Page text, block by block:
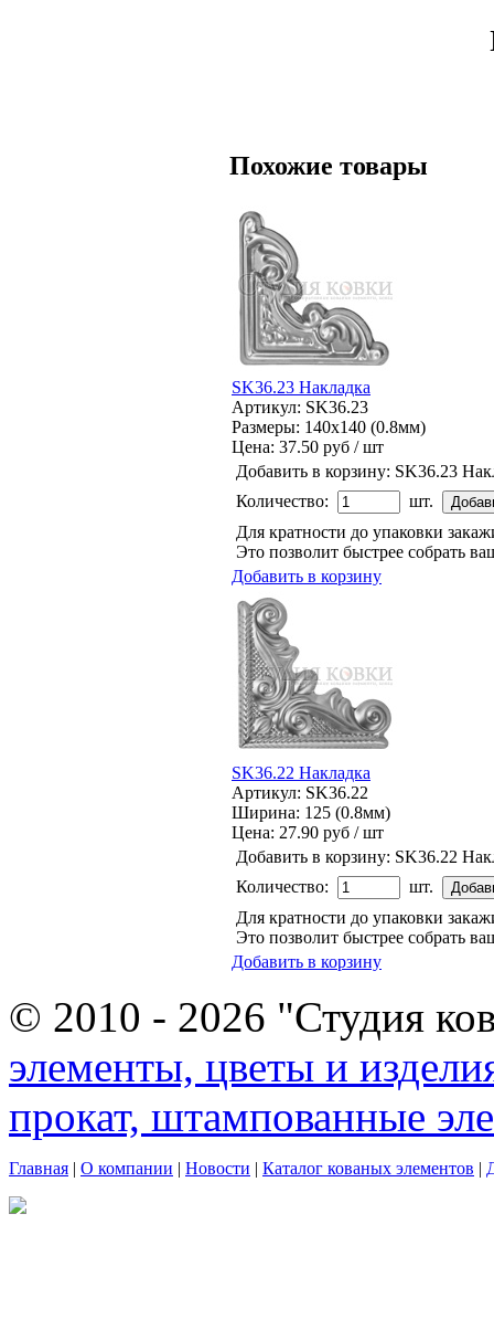
Похожие товары
SK36.23 Накладка
Артикул: SK36.23
Размеры: 140x140 (0.8мм)
Цена: 37.50 руб / шт
Добавить в корзину: SK36.23
Количество:
шт.
Для кратности до упаковки
Это позволит быстрее собрать
Добавить в корзину
SK36.22 Накладка
Артикул: SK36.22
Ширина: 125 (0.8мм)
Цена: 27.90 руб / шт
Добавить в корзину: SK36.22
Количество:
шт.
Для кратности до упаковки
Это позволит быстрее собрать
Добавить в корзину
© 2010 - 2026 "Студия
элементы, цветы и
прокат, штампованные
Главная | О компании | Новости | Каталог кованых элементов |